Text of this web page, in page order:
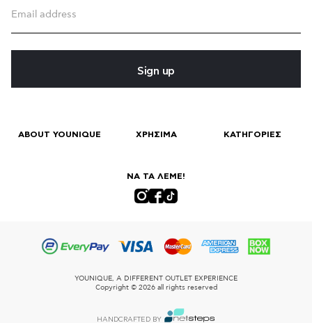
Sign up
ABOUT YOUNIQUE ΧΡΗΣΙΜΑ ΚΑΤΗΓΟΡΙΕΣ
ΝΑ ΤΑ ΛΕΜΕ!
YOUNIQUE, A DIFFERENT OUTLET EXPERIENCE
Copyright © 2026 all rights reserved
HANDCRAFTED BY